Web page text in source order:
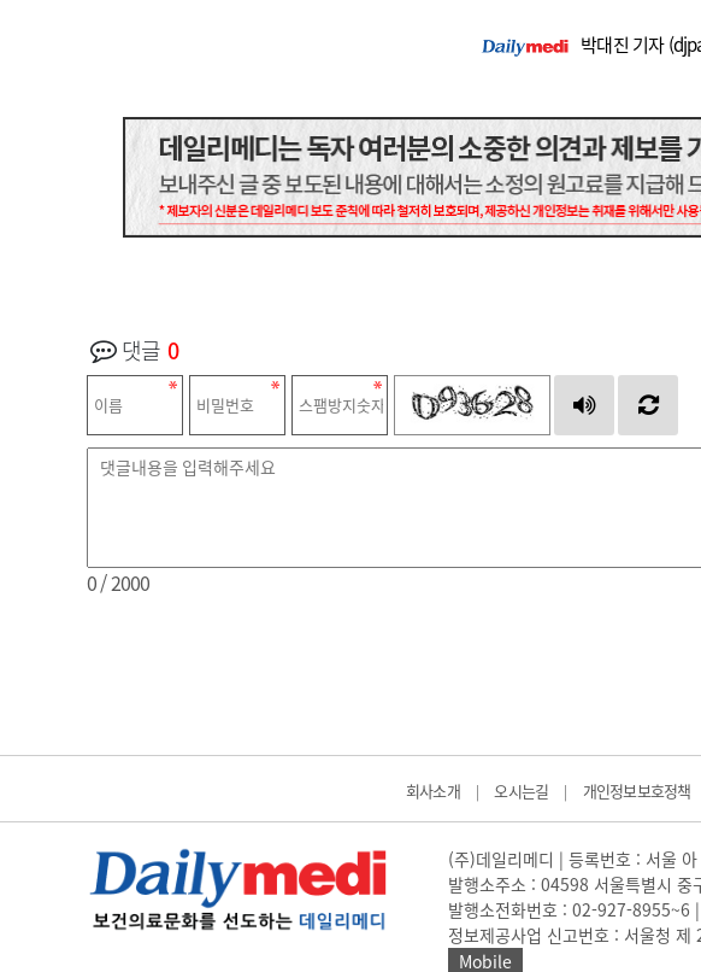
박대진 기자 (
댓글 0
0/ 2000
회사소개 | 오시는길 | 개인정보보호정책
(주)데일리메디 | 등록번호 : 서울
발행소주소 : 04598 서울특별시
발행소전화번호 : 02-927-8955~6
정보제공사업 신고번호 : 서울청
Mobile